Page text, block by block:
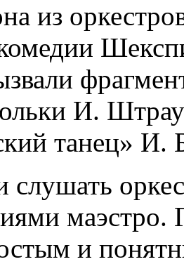
из
И.
танец» И.
слушать
маэстро.
и